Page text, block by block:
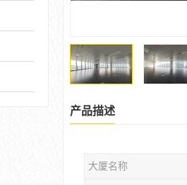
产品描述
大厦名称